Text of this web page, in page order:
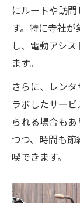
にルートや訪
す。特に寺社
し、電動アシ
ます。
さらに、レン
ラボしたサー
られる場合も
つつ、時間も
喫できます。